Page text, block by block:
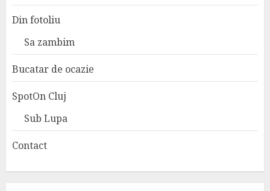
Din fotoliu
Sa zambim
Bucatar de ocazie
SpotOn Cluj
Sub Lupa
Contact